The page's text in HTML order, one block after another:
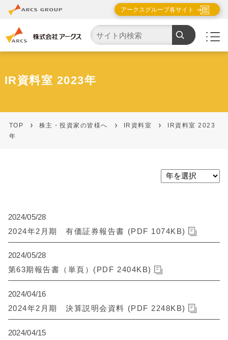
アークスグループ各サイト
IR資料室 2023年
TOP 株主・投資家の皆様へ IR資料室
IR資料室 2023
年
2024/05/28
2024年2月期 有価証券報告書 (PDF 1074KB)
2024/05/28
第63期報告書（単頁）(PDF 2404KB)
2024/04/16
2024年2月期 決算説明会資料 (PDF 2248KB)
2024/04/15